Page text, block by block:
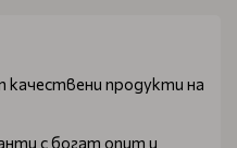
качествени продукти на
с богат опит и